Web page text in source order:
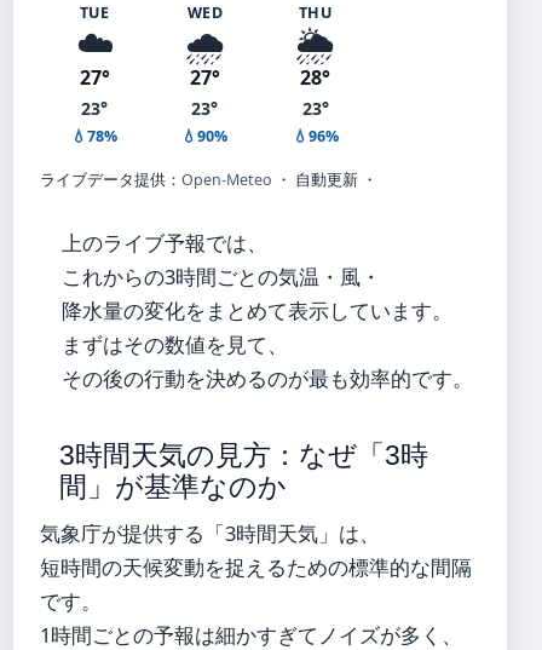
TUE
☁️
27°
23°
💧78%
WED
🌧️
27°
23°
💧90%
THU
🌦️
28°
23°
💧96%
ライブデータ提供： Open-Meteo ・ 自動更新 ・
上のライブ予報では、
これからの3時間ごとの気温・風・
降水量の変化をまとめて表示しています。
まずはその数値を見て、
その後の行動を決めるのが最も効率的です。
3時間天気の見方：なぜ「3時
間」が基準なのか
気象庁が提供する「3時間天気」は、
短時間の天候変動を捉えるための標準的な間隔
です。
1時間ごとの予報は細かすぎてノイズが多く、